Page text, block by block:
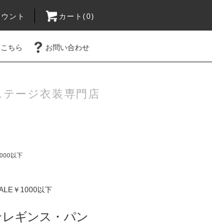
ント カート(0)
ちら お問い合わせ
ージ衣装専門店
以下
￥1000以下
ギンス・パン